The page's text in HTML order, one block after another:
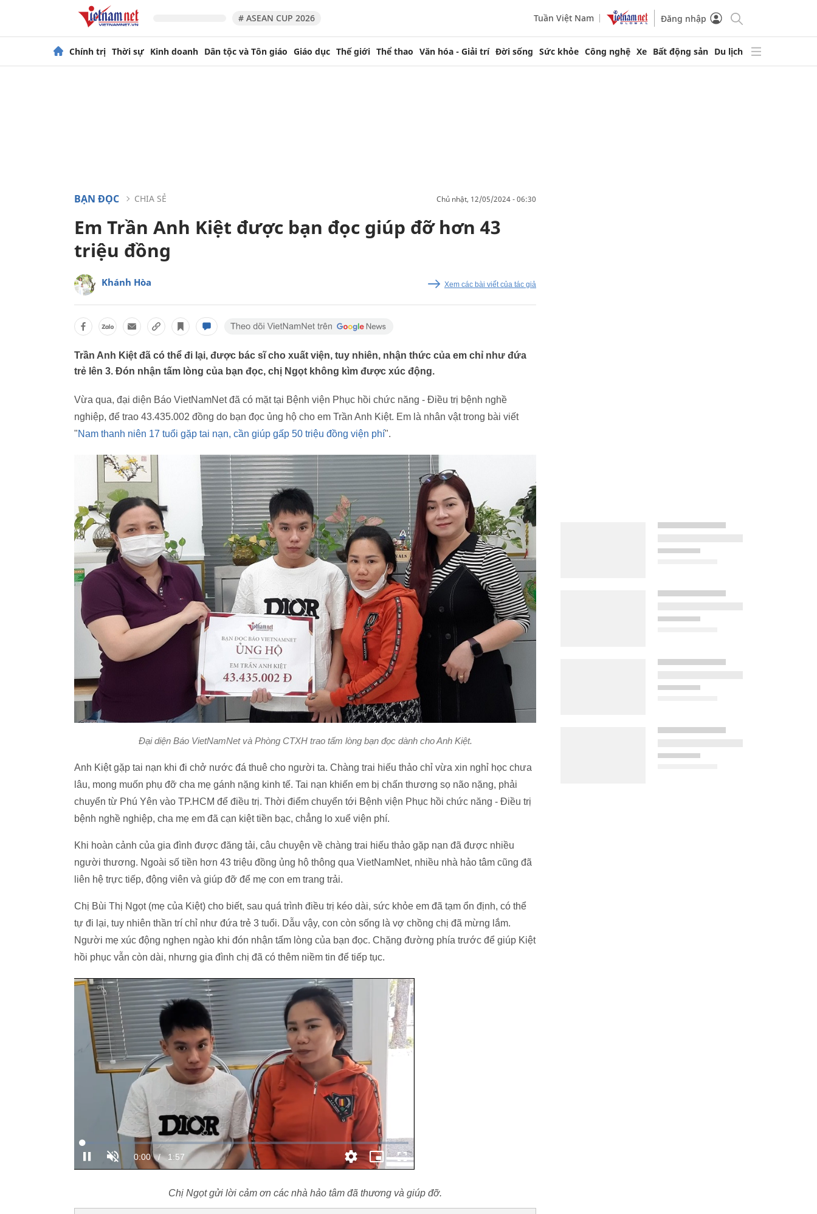
# ASEAN CUP 2026 Tuần Việt Nam Đăng nhập
Chính trị Thời sự Kinh doanh Dân tộc và Tôn giáo Giáo dục Thế giới Thể thao Văn hóa - Giải trí Đời sống Sức khỏe Công nghệ Xe Bất động sản Du lịch
BẠN ĐỌC CHIA SẺ chủ nhật, 12/05/2024 - 06:30
Em Trần Anh Kiệt được bạn đọc giúp đỡ hơn 43
triệu đồng
Khánh Hòa Xem các bài viết của tác giả
Trần Anh Kiệt đã có thể đi lại, được bác sĩ cho xuất viện, tuy nhiên, nhận thức của em chỉ như đứa
trẻ lên 3. Đón nhận tấm lòng của bạn đọc, chị Ngọt không kìm được xúc động.
Vừa qua, đại diện Báo VietNamNet đã có mặt tại Bệnh viện Phục hồi chức năng - Điều trị bệnh nghề
nghiệp, để trao 43.435.002 đồng do bạn đọc ủng hộ cho em Trần Anh Kiệt. Em là nhân vật trong bài viết
"Nam thanh niên 17 tuổi gặp tai nạn, cần giúp gấp 50 triệu đồng viện phí".
Đại diện Báo VietNamNet và Phòng CTXH trao tấm lòng bạn đọc dành cho Anh Kiệt.
Anh Kiệt gặp tai nạn khi đi chở nước đá thuê cho người ta. Chàng trai hiếu thảo chỉ vừa xin nghỉ học chưa
lâu, mong muốn phụ đỡ cha mẹ gánh nặng kinh tế. Tai nạn khiến em bị chấn thương sọ não nặng, phải
chuyển từ Phú Yên vào TP.HCM để điều trị. Thời điểm chuyển tới Bệnh viện Phục hồi chức năng - Điều trị
bệnh nghề nghiệp, cha mẹ em đã cạn kiệt tiền bạc, chẳng lo xuể viện phí.
Khi hoàn cảnh của gia đình được đăng tải, câu chuyện về chàng trai hiếu thảo gặp nạn đã được nhiều
người thương. Ngoài số tiền hơn 43 triệu đồng ủng hộ thông qua VietNamNet, nhiều nhà hảo tâm cũng đã
liên hệ trực tiếp, động viên và giúp đỡ để mẹ con em trang trải.
Chị Bùi Thị Ngọt (mẹ của Kiệt) cho biết, sau quá trình điều trị kéo dài, sức khỏe em đã tạm ổn định, có thể
tự đi lại, tuy nhiên thần trí chỉ như đứa trẻ 3 tuổi. Dẫu vậy, con còn sống là vợ chồng chị đã mừng lắm.
Người mẹ xúc động nghẹn ngào khi đón nhận tấm lòng của bạn đọc. Chặng đường phía trước để giúp Kiệt
hồi phục vẫn còn dài, nhưng gia đình chị đã có thêm niềm tin để tiếp tục.
Chị Ngọt gửi lời cảm ơn các nhà hảo tâm đã thương và giúp đỡ.